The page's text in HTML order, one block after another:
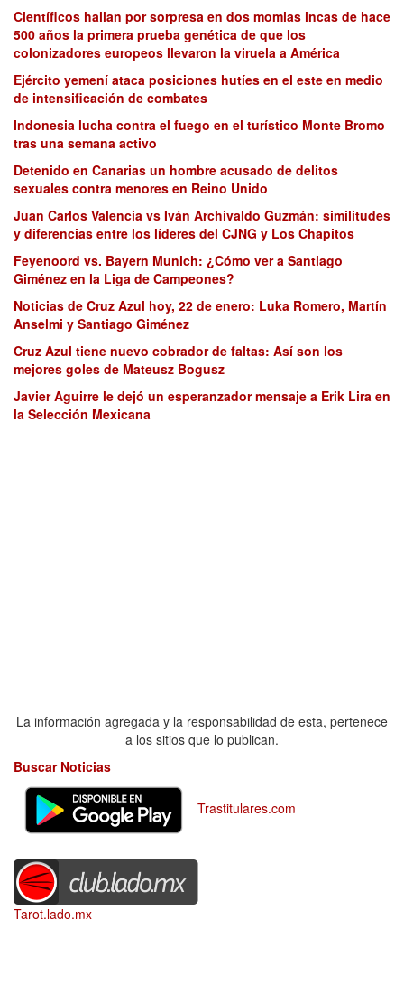
Científicos hallan por sorpresa en dos momias incas de hace
500 años la primera prueba genética de que los
colonizadores europeos llevaron la viruela a América
Ejército yemení ataca posiciones hutíes en el este en medio
de intensificación de combates
Indonesia lucha contra el fuego en el turístico Monte Bromo
tras una semana activo
Detenido en Canarias un hombre acusado de delitos
sexuales contra menores en Reino Unido
Juan Carlos Valencia vs Iván Archivaldo Guzmán: similitudes
y diferencias entre los líderes del CJNG y Los Chapitos
Feyenoord vs. Bayern Munich: ¿Cómo ver a Santiago
Giménez en la Liga de Campeones?
Noticias de Cruz Azul hoy, 22 de enero: Luka Romero, Martín
Anselmi y Santiago Giménez
Cruz Azul tiene nuevo cobrador de faltas: Así son los
mejores goles de Mateusz Bogusz
Javier Aguirre le dejó un esperanzador mensaje a Erik Lira en
la Selección Mexicana
La información agregada y la responsabilidad de esta, pertenece
a los sitios que lo publican.
Buscar Noticias
Trastitulares.com
Tarot.lado.mx